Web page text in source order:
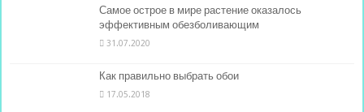
Самое острое в мире растение оказалось
эффективным обезболивающим
31.07.2020
Как правильно выбрать обои
17.05.2018